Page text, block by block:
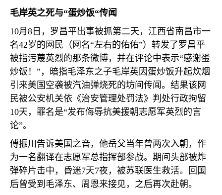
毛岸英之死与“蛋炒饭“传闻
10月 8 日，罗昌平出事被抓第二天，江西省南昌市一
名42岁的网民（网名“左右的佑佑”）转发了罗昌平
被指污蔑英烈的那条微博，并在评论中表示“感谢蛋
炒饭！”，暗指毛泽东之子毛岸英因蛋炒饭升起炊烟
引来美国空袭被汽油弹烧死的坊间传闻。结果该网
民被公安机关依《治安管理处罚法》判处行政拘留
10天，罪名是“发布侮辱抗美援朝志愿军英烈的言
论”。
傅振川告诉美国之音，他岳父当年曾两次入朝，作
为一名翻译在志愿军总指挥部参战。期间头部被炸
弹碎片击中，昏迷7天7夜，被苏联医生救活。回国
后曾受到毛泽东、周恩来接见，之后再次赴朝。